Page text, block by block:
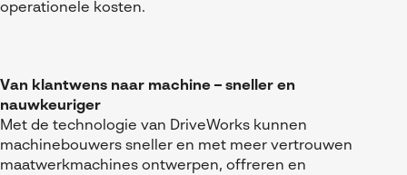
operationele kosten.
Van klantwens naar machine – sneller en
nauwkeuriger
Met de technologie van DriveWorks kunnen
machinebouwers sneller en met meer vertrouwen
maatwerkmachines ontwerpen, offreren en